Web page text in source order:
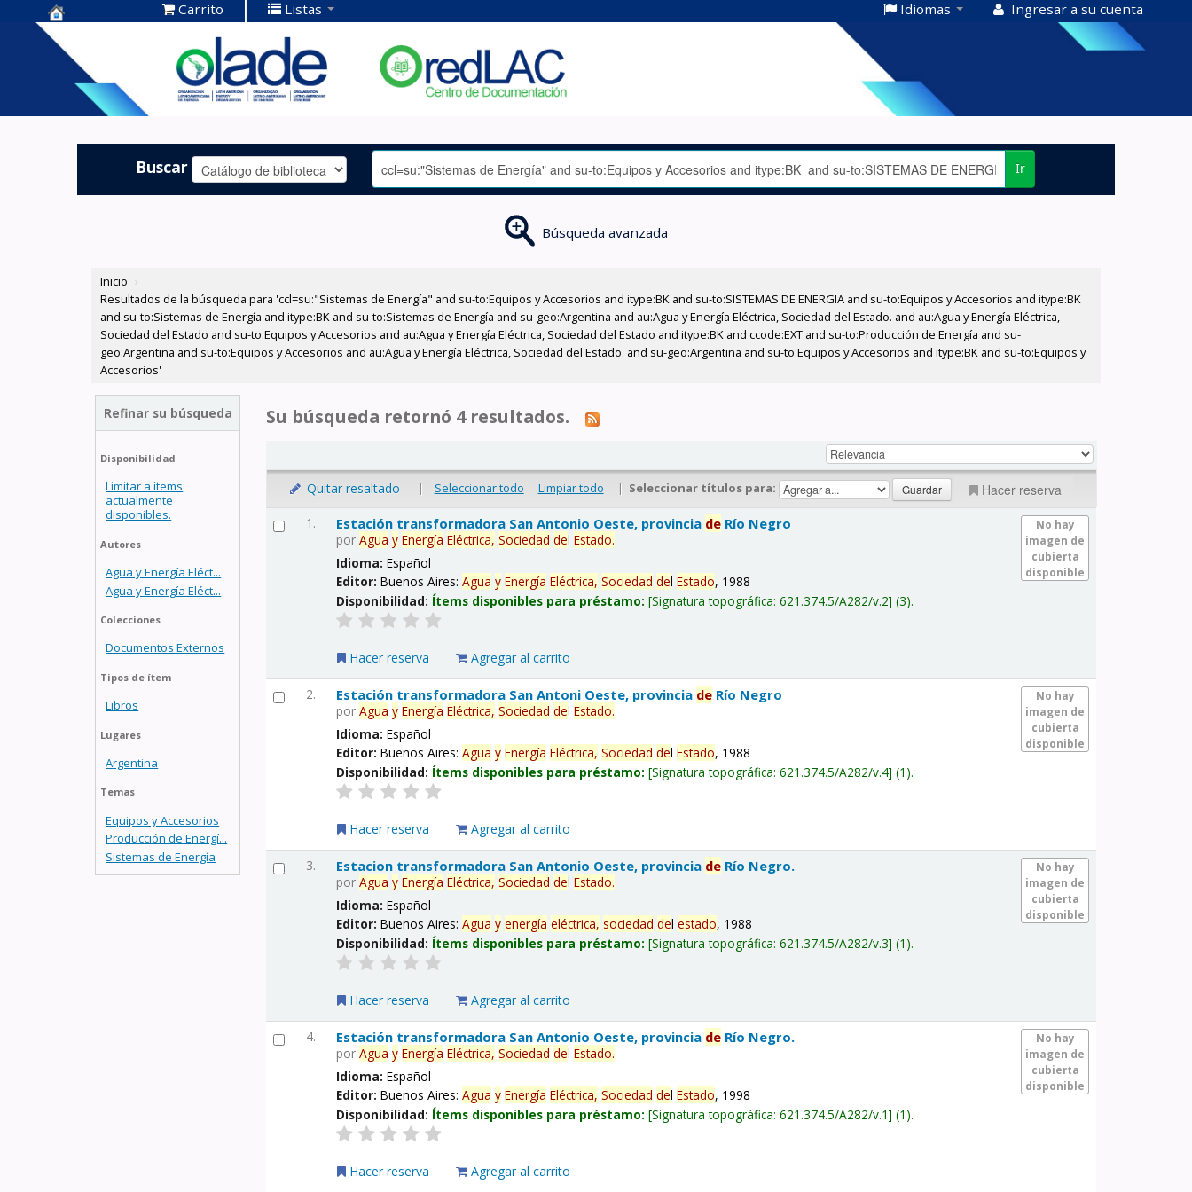
Centro de
Documentación
OLADE -
Carrito Listas Idiomas Ingresar a su cuenta
Buscar Ir
Búsqueda avanzada
Inicio ›
Resultados de la búsqueda para 'ccl=su:"Sistemas de Energía" and su-to:Equipos y Accesorios and itype:BK and su-to:SISTEMAS DE ENERGIA and su-to:Equipos y Accesorios and itype:BK
and su-to:Sistemas de Energía and itype:BK and su-to:Sistemas de Energía and su-geo:Argentina and au:Agua y Energía Eléctrica, Sociedad del Estado. and au:Agua y Energía Eléctrica,
Sociedad del Estado and su-to:Equipos y Accesorios and au:Agua y Energía Eléctrica, Sociedad del Estado and itype:BK and ccode:EXT and su-to:Producción de Energía and su-
geo:Argentina and su-to:Equipos y Accesorios and au:Agua y Energía Eléctrica, Sociedad del Estado. and su-geo:Argentina and su-to:Equipos y Accesorios and itype:BK and su-to:Equipos y
Accesorios'
Refinar su búsqueda
Disponibilidad
Limitar a ítems
actualmente
disponibles.
Autores
Agua y Energía Eléct...
Agua y Energía Eléct...
Colecciones
Documentos Externos
Tipos de ítem
Libros
Lugares
Argentina
Temas
Equipos y Accesorios
Producción de Energí...
Sistemas de Energía
Su búsqueda retornó 4 resultados.
Quitar resaltado | Seleccionar todo Limpiar todo | Seleccionar títulos para: Hacer reserva
1.
No hay
imagen de
cubierta
disponible
Estación transformadora San Antonio Oeste, provincia de Río Negro
porAgua y Energía Eléctrica, Sociedad delEstado.
Idioma:Español
Editor:Buenos Aires:Agua y Energía Eléctrica, Sociedad delEstado, 1988
Disponibilidad: Ítems disponibles para préstamo: Signatura topográfica:621.374.5/A282/v.2 (3).
Hacer reserva Agregar al carrito
2.
No hay
imagen de
cubierta
disponible
Estación transformadora San Antoni Oeste, provincia de Río Negro
porAgua y Energía Eléctrica, Sociedad delEstado.
Idioma:Español
Editor:Buenos Aires:Agua y Energía Eléctrica, Sociedad delEstado, 1988
Disponibilidad: Ítems disponibles para préstamo: Signatura topográfica:621.374.5/A282/v.4 (1).
Hacer reserva Agregar al carrito
3.
No hay
imagen de
cubierta
disponible
Estacion transformadora San Antonio Oeste, provincia de Río Negro.
porAgua y Energía Eléctrica, Sociedad delEstado.
Idioma:Español
Editor:Buenos Aires:Agua y energía eléctrica, sociedad delestado, 1988
Disponibilidad: Ítems disponibles para préstamo: Signatura topográfica:621.374.5/A282/v.3 (1).
Hacer reserva Agregar al carrito
4.
No hay
imagen de
cubierta
disponible
Estación transformadora San Antonio Oeste, provincia de Río Negro.
porAgua y Energía Eléctrica, Sociedad delEstado.
Idioma:Español
Editor:Buenos Aires:Agua y Energía Eléctrica, Sociedad delEstado, 1998
Disponibilidad: Ítems disponibles para préstamo: Signatura topográfica:621.374.5/A282/v.1 (1).
Hacer reserva Agregar al carrito